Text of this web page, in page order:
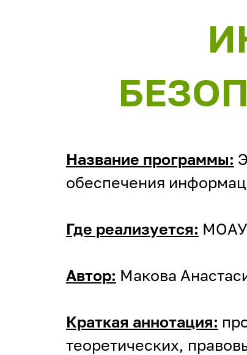
Название программы:
обеспечения
Где реализуется: МОАУ
Автор: Макова
Краткая аннотация:
теоретических,